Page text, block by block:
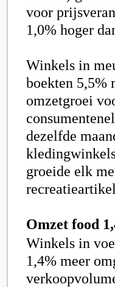
voor
1,0% hoger
Winkels in
boekten 5,5%
omzetgroei
dezelfde
groeide elk
Omzet food
Winkels in
1,4% meer